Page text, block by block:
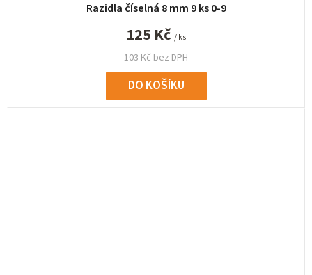
Razidla číselná 8 mm 9 ks 0-9
103 Kč bez DPH
125 Kč / ks
DO KOŠÍKU